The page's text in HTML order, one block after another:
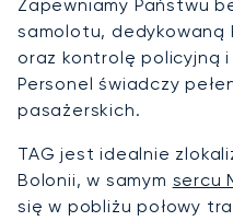
Zapewniamy Państwu
samolotu,
oraz kontrolę policyjną
Personel świadczy
pasażerskich.
TAG jest idealnie
Bolonii, w samym sercu
się w pobliżu połowy